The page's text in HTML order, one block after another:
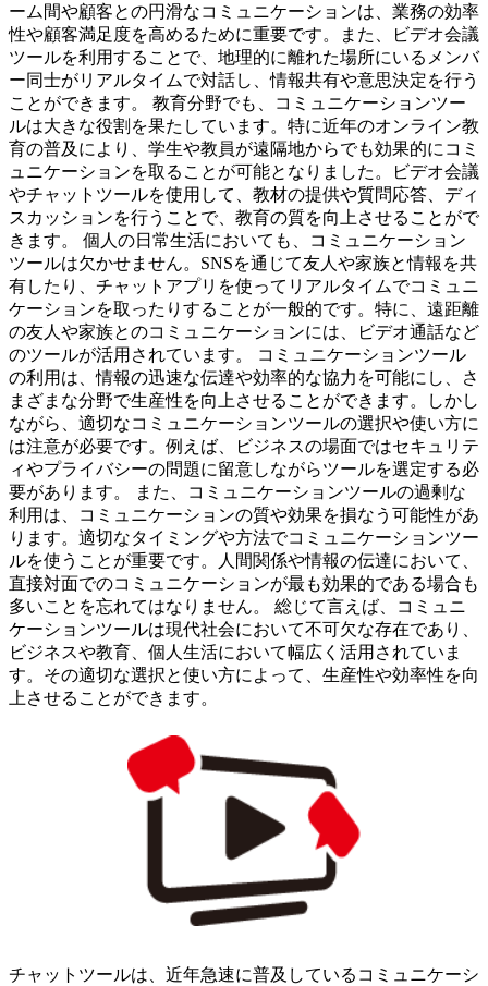
ーム間や顧客との円滑なコミュニケーションは、業務の効率
性や顧客満足度を高めるために重要です。また、ビデオ会議
ツールを利用することで、地理的に離れた場所にいるメンバ
ー同士がリアルタイムで対話し、情報共有や意思決定を行う
ことができます。 教育分野でも、コミュニケーションツー
ルは大きな役割を果たしています。特に近年のオンライン教
育の普及により、学生や教員が遠隔地からでも効果的にコミ
ュニケーションを取ることが可能となりました。ビデオ会議
やチャットツールを使用して、教材の提供や質問応答、ディ
スカッションを行うことで、教育の質を向上させることがで
きます。 個人の日常生活においても、コミュニケーション
ツールは欠かせません。SNSを通じて友人や家族と情報を共
有したり、チャットアプリを使ってリアルタイムでコミュニ
ケーションを取ったりすることが一般的です。特に、遠距離
の友人や家族とのコミュニケーションには、ビデオ通話など
のツールが活用されています。 コミュニケーションツール
の利用は、情報の迅速な伝達や効率的な協力を可能にし、さ
まざまな分野で生産性を向上させることができます。しかし
ながら、適切なコミュニケーションツールの選択や使い方に
は注意が必要です。例えば、ビジネスの場面ではセキュリテ
ィやプライバシーの問題に留意しながらツールを選定する必
要があります。 また、コミュニケーションツールの過剰な
利用は、コミュニケーションの質や効果を損なう可能性があ
ります。適切なタイミングや方法でコミュニケーションツー
ルを使うことが重要です。人間関係や情報の伝達において、
直接対面でのコミュニケーションが最も効果的である場合も
多いことを忘れてはなりません。 総じて言えば、コミュニ
ケーションツールは現代社会において不可欠な存在であり、
ビジネスや教育、個人生活において幅広く活用されていま
す。その適切な選択と使い方によって、生産性や効率性を向
上させることができます。
チャットツールは、近年急速に普及しているコミュニケーシ